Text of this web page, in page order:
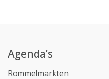
Agenda’s
Rommelmarkten